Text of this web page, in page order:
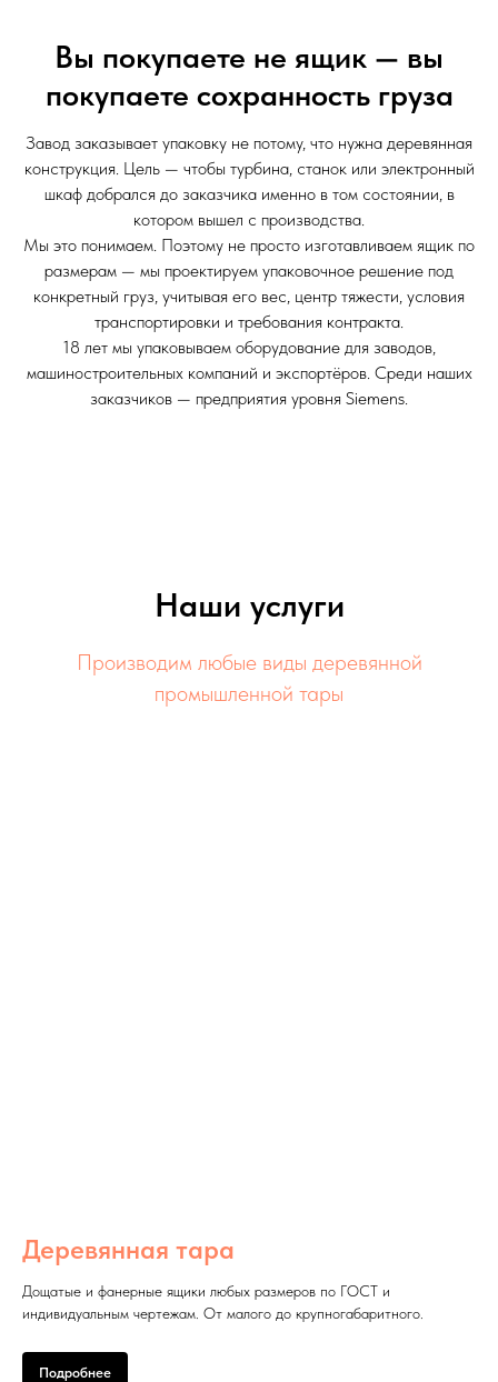
Вы покупаете не ящик — вы
покупаете сохранность груза
Завод заказывает упаковку не потому, что нужна деревянная
конструкция. Цель — чтобы турбина, станок или электронный
шкаф добрался до заказчика именно в том состоянии, в
котором вышел с производства.
Мы это понимаем. Поэтому не просто изготавливаем ящик по
размерам — мы проектируем упаковочное решение под
конкретный груз, учитывая его вес, центр тяжести, условия
транспортировки и требования контракта.
18 лет мы упаковываем оборудование для заводов,
машиностроительных компаний и экспортёров. Среди наших
заказчиков — предприятия уровня Siemens.
Наши услуги
Производим любые виды деревянной
промышленной тары
Деревянная тара
Дощатые и фанерные ящики любых размеров по ГОСТ и
индивидуальным чертежам. От малого до крупногабаритного.
Подробнее